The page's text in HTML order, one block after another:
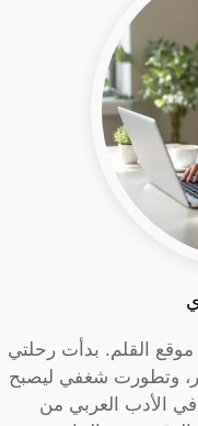
القلم. بدأت رحلتي
وتطورت شغفي ليصبح
الأدب العربي من